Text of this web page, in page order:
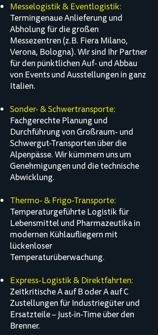
Messelogistik & Eventlogistik:
Termingenaue Anlieferung und
Abholung für die großen
Messezentren (z.B. Fiera Milano,
Verona, Bologna). Wir sind Ihr Partner
für den pünktlichen Auf- und Abbau
von Events und Ausstellungen in ganz
Italien.
Sonder- & Schwertransporte:
Fachgerechte Planung und
Durchführung von Großraum- und
Schwergut-Transporten über die
Alpenpässe. Wir kümmern uns um
Genehmigungen und die technische
Abwicklung.
Thermo- & Frigo-Transporte:
Temperaturgeführte Logistik für
Lebensmittel und Pharmazeutika in
modernen Kühlaufliegern mit
lückenloser
Temperaturüberwachung.
Express-Logistik & Direktfahrten:
Zeitkritische A auf B oder A auf C
Zustellungen für Industriegüter und
Ersatzteile – Just-in-Time über den
Brenner.